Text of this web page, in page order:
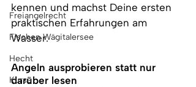
Freiangelrecht
Fischen Wägitalersee
Hecht
Kurse
kennen und machst Deine ersten
praktischen Erfahrungen am
Wasser.
Angeln ausprobieren statt nur
darüber lesen